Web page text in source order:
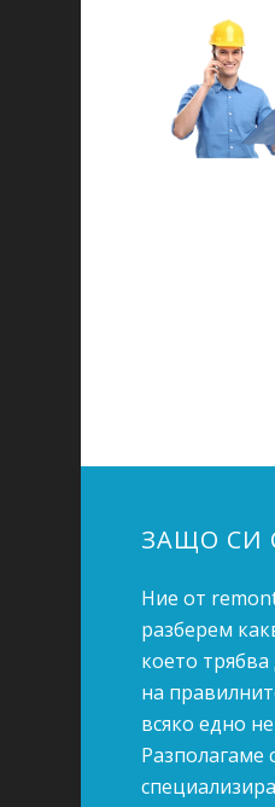
ЗАЩО СИ
Ние от
разберем
което
на
всяко едно
Разполагаме